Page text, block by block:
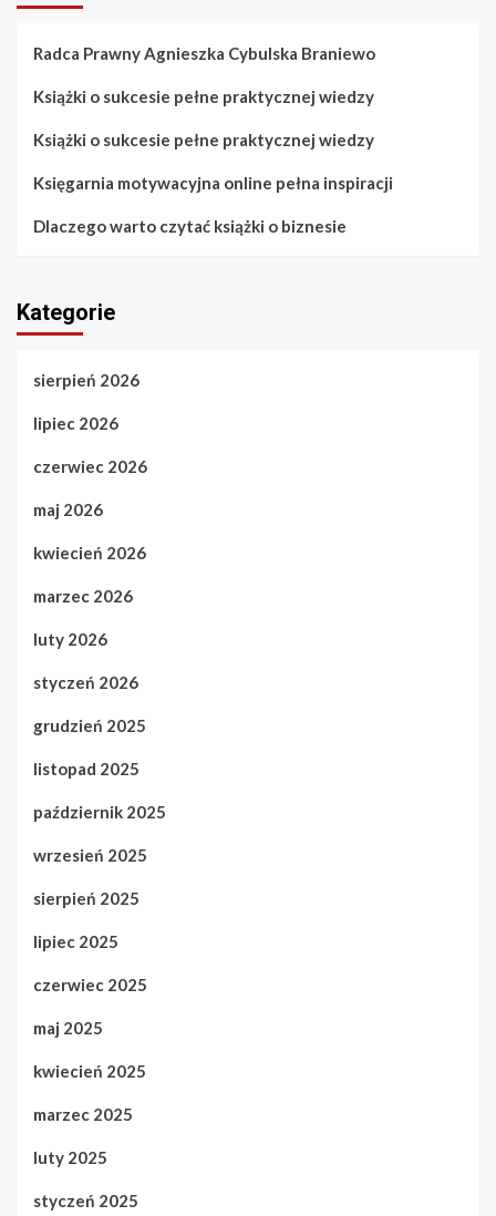
Radca Prawny Agnieszka Cybulska Braniewo
Książki o sukcesie pełne praktycznej wiedzy
Książki o sukcesie pełne praktycznej wiedzy
Księgarnia motywacyjna online pełna inspiracji
Dlaczego warto czytać książki o biznesie
Kategorie
sierpień 2026
lipiec 2026
czerwiec 2026
maj 2026
kwiecień 2026
marzec 2026
luty 2026
styczeń 2026
grudzień 2025
listopad 2025
październik 2025
wrzesień 2025
sierpień 2025
lipiec 2025
czerwiec 2025
maj 2025
kwiecień 2025
marzec 2025
luty 2025
styczeń 2025